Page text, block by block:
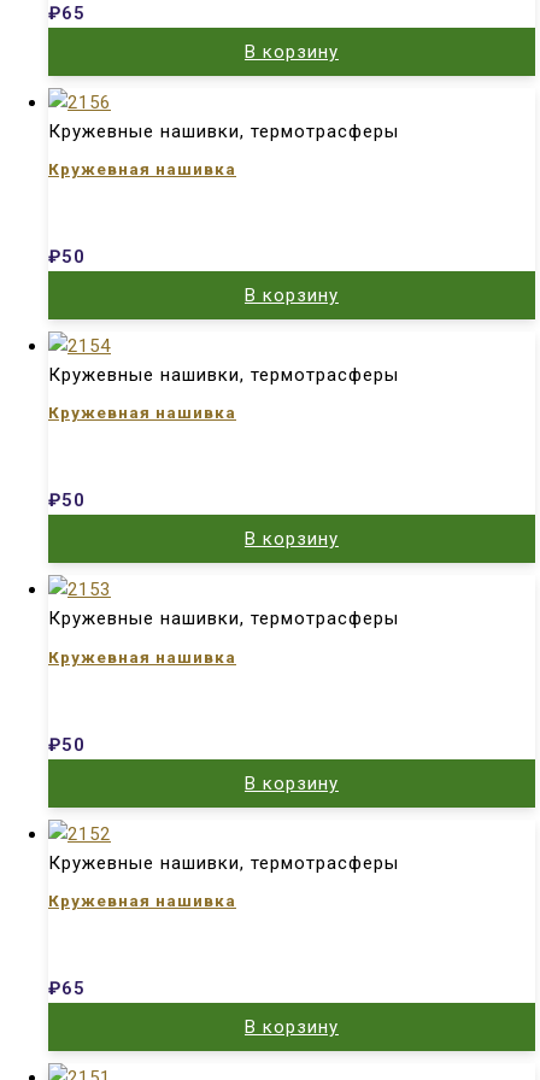
₽65
В корзину
Кружевные нашивки, термотрасферы
Кружевная нашивка
₽50
В корзину
Кружевные нашивки, термотрасферы
Кружевная нашивка
₽50
В корзину
Кружевные нашивки, термотрасферы
Кружевная нашивка
₽50
В корзину
Кружевные нашивки, термотрасферы
Кружевная нашивка
₽65
В корзину